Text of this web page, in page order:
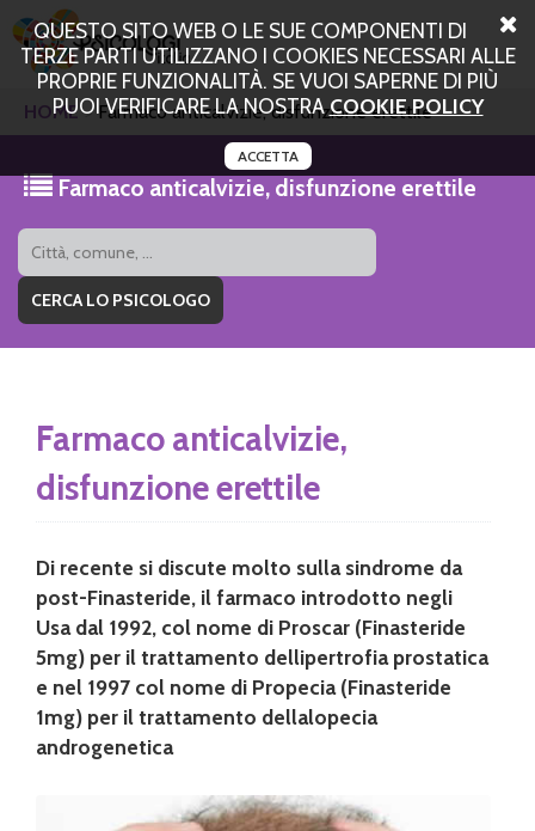
QUESTO SITO WEB O LE SUE COMPONENTI DI
TERZE PARTI UTILIZZANO I COOKIES NECESSARI ALLE
PROPRIE FUNZIONALITÀ. SE VUOI SAPERNE DI PIÙ
PUOI VERIFICARE LA NOSTRACOOKIE POLICY
ACCETTA
HOME Farmaco anticalvizie, disfunzione erettile
Farmaco anticalvizie, disfunzione erettile
Farmaco anticalvizie,
disfunzione erettile
Di recente si discute molto sulla sindrome da
post-Finasteride, il farmaco introdotto negli
Usa dal 1992, col nome di Proscar (Finasteride
5mg) per il trattamento dellipertrofia prostatica
e nel 1997 col nome di Propecia (Finasteride
1mg) per il trattamento dellalopecia
androgenetica